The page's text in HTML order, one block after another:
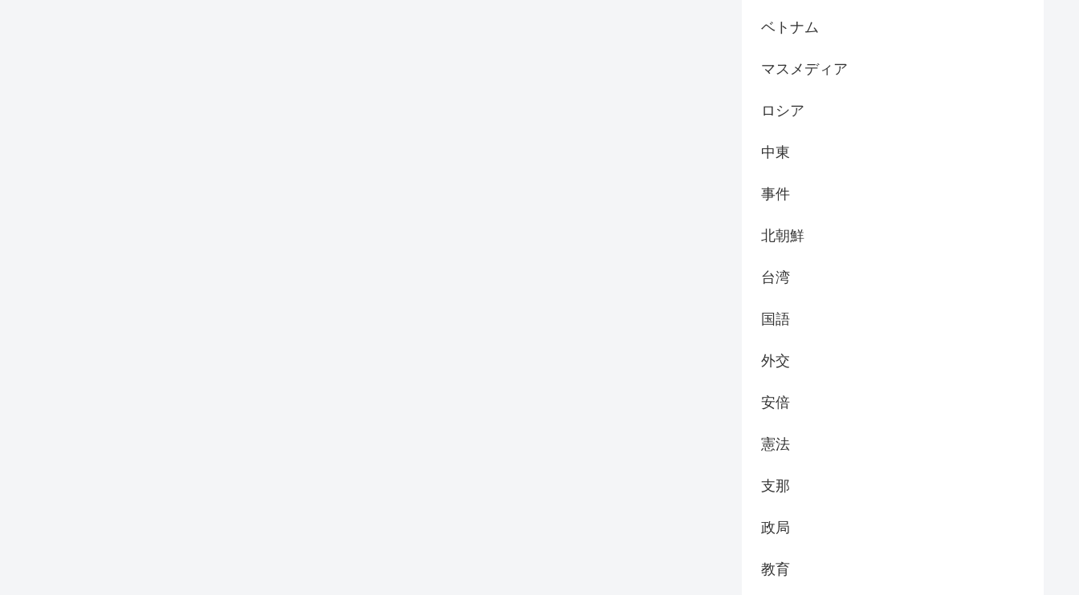
ベトナム
マスメディア
ロシア
中東
事件
北朝鮮
台湾
国語
外交
安倍
憲法
支那
政局
教育